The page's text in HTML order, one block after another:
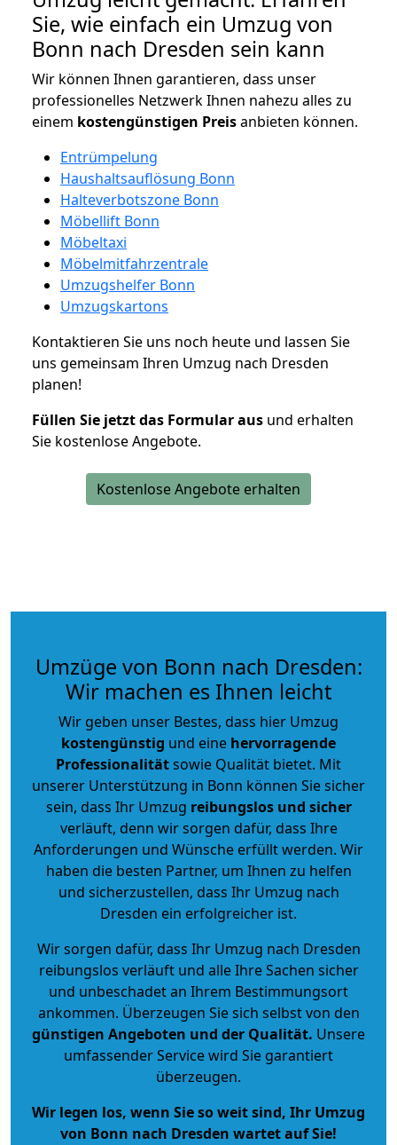
Sie, wie einfach ein Umzug von
Bonn nach Dresden sein kann
Wir können Ihnen garantieren, dass unser
professionelles Netzwerk Ihnen nahezu alles zu
einem kostengünstigen Preisanbieten können.
Entrümpelung
Haushaltsauflösung Bonn
Halteverbotszone Bonn
Möbellift Bonn
Möbeltaxi
Möbelmitfahrzentrale
Umzugshelfer Bonn
Umzugskartons
Kontaktieren Sie uns noch heute und lassen Sie
uns gemeinsam Ihren Umzug nach Dresden
planen!
Füllen Sie jetzt das Formular aus und erhalten
Sie kostenlose Angebote.
Kostenlose Angebote erhalten
Umzüge von Bonn nach Dresden:
Wir machen es Ihnen leicht
Wir geben unser Bestes, dass hier Umzug
kostengünstig und eine hervorragende
Professionalitätsowie Qualität bietet. Mit
unserer Unterstützung in Bonn können Sie sicher
sein, dass Ihr Umzug reibungslos und sicher
verläuft, denn wir sorgen dafür, dass Ihre
Anforderungen und Wünsche erfüllt werden. Wir
haben die besten Partner, um Ihnen zu helfen
und sicherzustellen, dass Ihr Umzug nach
Dresden ein erfolgreicher ist.
Wir sorgen dafür, dass Ihr Umzug nach Dresden
reibungslos verläuft und alle Ihre Sachen sicher
und unbeschadet an Ihrem Bestimmungsort
ankommen. Überzeugen Sie sich selbst von den
günstigen Angeboten und der Qualität. Unsere
umfassender Service wird Sie garantiert
überzeugen.
Wir legen los, wenn Sie so weit sind, Ihr Umzug
von Bonn nach Dresden wartet auf Sie!